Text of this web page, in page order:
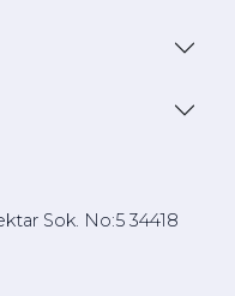
Sok. No:5 34418